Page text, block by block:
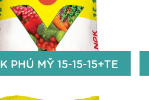
Zn: 50 ppm; Bo: 50 ppm
Chi tiết
PHÚ MỸ 15-15-15+TE